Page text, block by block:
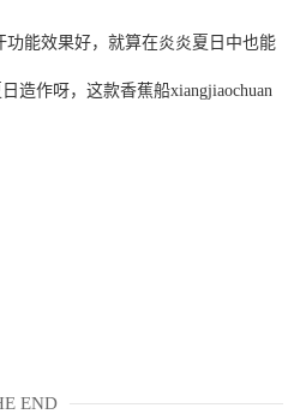
功能效果好，就算在炎炎夏日中也能
造作呀，这款香蕉船xiangjiaochuan
END